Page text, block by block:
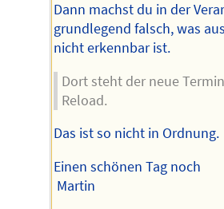
Dann machst du in der
grundlegend falsch, was
nicht erkennbar ist.
Dort steht der neue
Reload.
Das ist so nicht in Ordnung.
Einen schönen Tag noch
Martin